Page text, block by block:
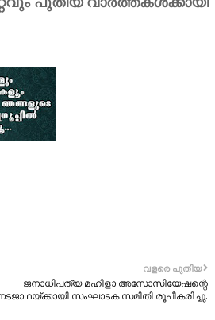
വളരെ പുതിയ
ജനാധിപത്യ മഹിളാ അസോസിയേഷന്റെ
സംഘാടക സമിതി രൂപീകരിച്ചു.